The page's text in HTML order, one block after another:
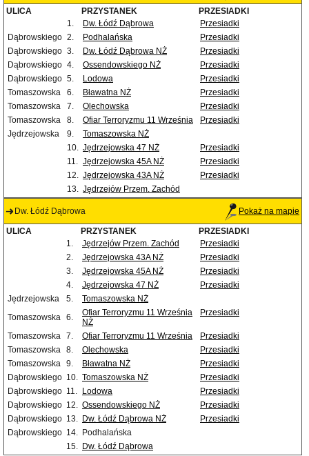
ULICA PRZYSTANEK
PRZESIADKI
1.
Dw. Łódź Dąbrowa
Przesiadki
Dąbrowskiego 2. Podhalańska
Przesiadki
Dąbrowskiego 3. Dw. Łódź Dąbrowa NŻ
Przesiadki
Dąbrowskiego 4. Ossendowskiego NŻ
Przesiadki
Dąbrowskiego 5. Lodowa
Przesiadki
Tomaszowska
6. Bławatna NŻ
Przesiadki
Tomaszowska
7. Olechowska
Przesiadki
Tomaszowska
8. Ofiar Terroryzmu 11 Września
Przesiadki
Jędrzejowska
9.
Tomaszowska NŻ
10. Jędrzejowska 47 NŻ
Przesiadki
11. Jędrzejowska 45A NŻ
Przesiadki
12. Jędrzejowska 43A NŻ
Przesiadki
13. Jędrzejów Przem. Zachód
Dw. Łódź Dąbrowa Pokaż na mapie
ULICA PRZYSTANEK
PRZESIADKI
1.
Jędrzejów Przem. Zachód
Przesiadki
2.
Jędrzejowska 43A NŻ
Przesiadki
3.
Jędrzejowska 45A NŻ
Przesiadki
4.
Jędrzejowska 47 NŻ
Przesiadki
Jędrzejowska
5.
Tomaszowska NŻ
Tomaszowska 6.
Ofiar Terroryzmu 11 Września
NŻ
Przesiadki
Tomaszowska 7. Ofiar Terroryzmu 11 Września
Przesiadki
Tomaszowska 8. Olechowska
Przesiadki
Tomaszowska 9. Bławatna NŻ
Przesiadki
Dąbrowskiego 10. Tomaszowska NŻ
Przesiadki
Dąbrowskiego 11. Lodowa
Przesiadki
Dąbrowskiego 12. Ossendowskiego NŻ
Przesiadki
Dąbrowskiego 13. Dw. Łódź Dąbrowa NŻ
Przesiadki
Dąbrowskiego 14. Podhalańska
15. Dw. Łódź Dąbrowa